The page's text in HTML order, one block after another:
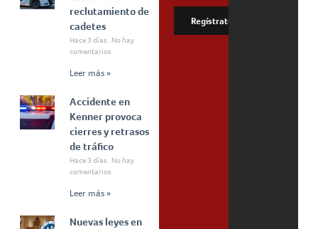
reclutamiento de
cadetes
Hace 3 días
No hay
comentarios
Leer más »
Accidente en
Kenner provoca
cierres y retrasos
de tráfico
Hace 3 días
No hay
comentarios
Leer más »
Nuevas leyes en
Regístrate